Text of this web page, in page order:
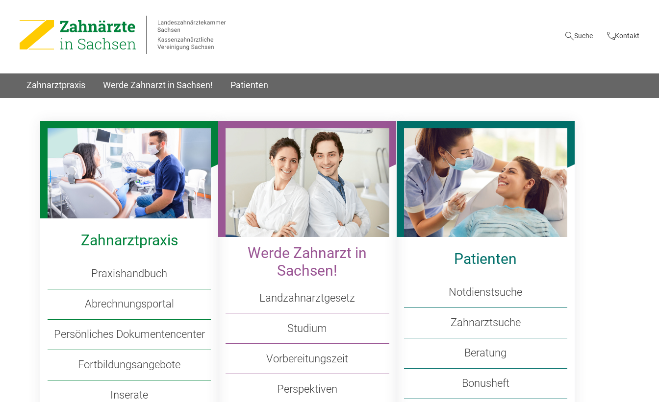
Suche Kontakt
Zahnarztpraxis Werde Zahnarzt in Sachsen! Patienten
Zahnarztpraxis
Praxishandbuch
Abrechnungsportal
Persönliches Dokumentencenter
Fortbildungsangebote
Inserate
Werde Zahnarzt in
Sachsen!
Landzahnarztgesetz
Studium
Vorbereitungszeit
Perspektiven
Patienten
Notdienstsuche
Zahnarztsuche
Beratung
Bonusheft